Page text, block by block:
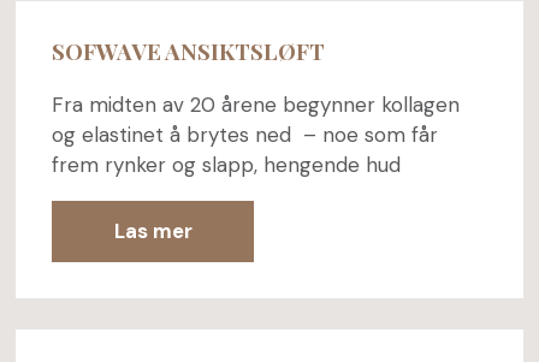
SOFWAVE ANSIKTSLØFT
Fra midten av 20 årene begynner kollagen
og elastinet å brytes ned – noe som får
frem rynker og slapp, hengende hud
Las mer